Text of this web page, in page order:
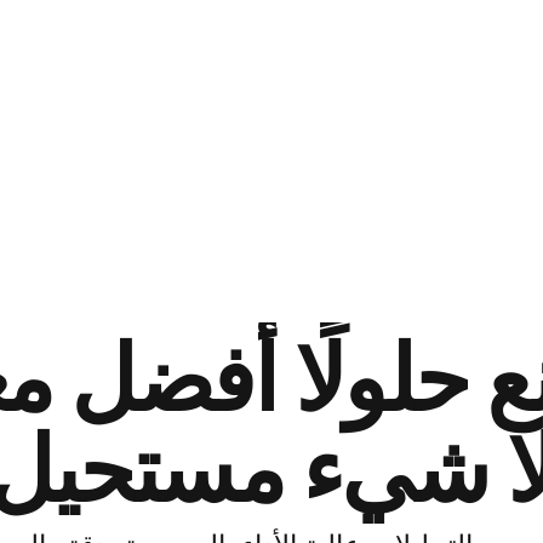
حلولًا أفضل
شيء